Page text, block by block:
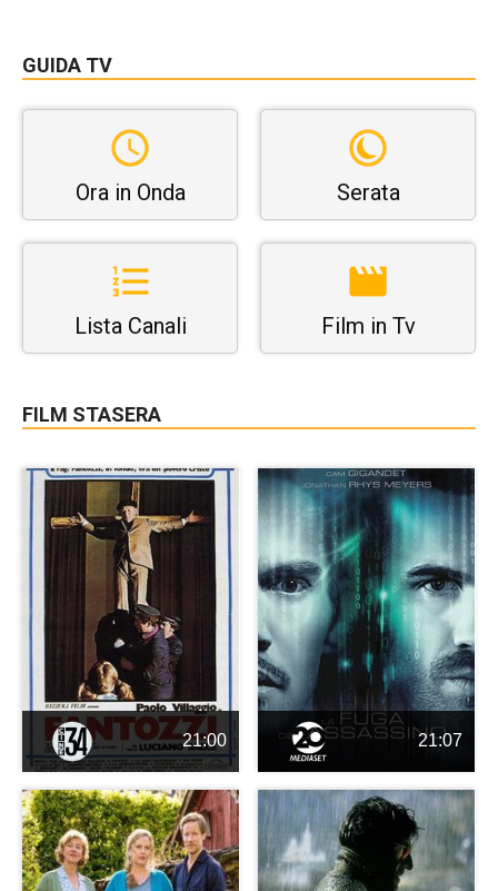
GUIDA TV
Ora in Onda Serata
Lista Canali Film in Tv
FILM STASERA
21:00 21:07